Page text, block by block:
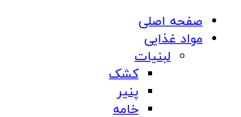
صفحه اصلی
مواد غذایی
لبنیات
کشک
پنیر
خامه